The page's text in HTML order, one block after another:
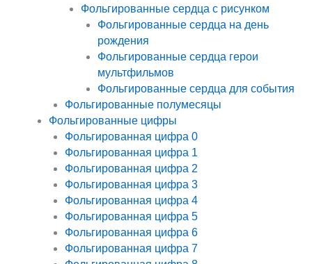
Фольгированные сердца с рисунком
Фольгированные сердца на день
рождения
Фольгированные сердца герои
мультфильмов
Фольгированные сердца для события
Фольгированные полумесяцы
Фольгированные цифры
Фольгированная цифра 0
Фольгированная цифра 1
Фольгированная цифра 2
Фольгированная цифра 3
Фольгированная цифра 4
Фольгированная цифра 5
Фольгированная цифра 6
Фольгированная цифра 7